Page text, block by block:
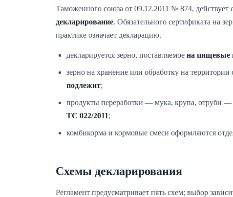
Таможенного союза от 09.12.2011 № 874,
декларирование. Обязательного сертификата на
практике означает декларацию.
декларируется зерно, поставляемое на пищевые
зерно на хранение или обработку на
подлежит;
продукты переработки — мука, крупа, отруби —
ТС 022/2011;
комбикорма и кормовые смеси оформляются
Схемы декларирования
Регламент предусматривает пять схем; выбор